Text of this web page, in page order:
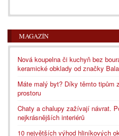
MAGAZÍN
Nová koupelna či kuchyň bez
keramické obklady od značky
Máte malý byt? Díky těmto tipům
prostoru
Chaty a chalupy zažívají návrat.
nejkrásnějších interiérů
10 největších výhod hliníkových